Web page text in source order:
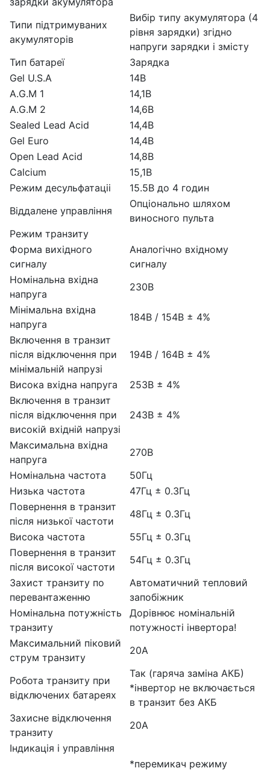
Типи підтримуваних
акумуляторів
Вибір типу акумулятора (4
рівня зарядки) згідно
напруги зарядки і змісту
Тип батареї
Зарядка
Gel U.S.A
14В
A.G.M 1
14,1В
A.G.M 2
14,6В
Sealed Lead Acid
14,4В
Gel Euro
14,4В
Open Lead Acid
14,8В
Calcium
15,1В
Режим десульфатаціі
15.5В до 4 годин
Віддалене управління
Опціонально шляхом
виносного пульта
Режим транзиту
Форма вихідного
сигналу
Аналогічно вхідному
сигналу
Номінальна вхідна
напруга
230В
Мінімальна вхідна
напруга
184В / 154В ± 4%
Включення в транзит
після відключення при
мінімальній напрузі
194В / 164В ± 4%
Висока вхідна напруга
253В ± 4%
Включення в транзит
після відключення при
високій вхідній напрузі
243В ± 4%
Максимальна вхідна
напруга
270В
Номінальна частота
50Гц
Низька частота
47Гц ± 0.3Гц
Повернення в транзит
після низької частоти
48Гц ± 0.3Гц
Висока частота
55Гц ± 0.3Гц
Повернення в транзит
після високої частоти
54Гц ± 0.3Гц
Захист транзиту по
перевантаженню
Автоматичний тепловий
запобіжник
Номінальна потужність
транзиту
Дорівнює номінальній
потужності інвертора!
Максимальний піковий
струм транзиту
20А
Робота транзиту при
відключених батареях
Так (гаряча заміна АКБ)
*інвертор не включається
в транзит без АКБ
Захисне відключення
транзиту
20А
Індикація і управління
*перемикач режиму